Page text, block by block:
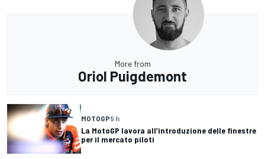
More from
Oriol Puigdemont
MOTOGP5 h
La MotoGP lavora all’introduzione delle finestre
per il mercato piloti